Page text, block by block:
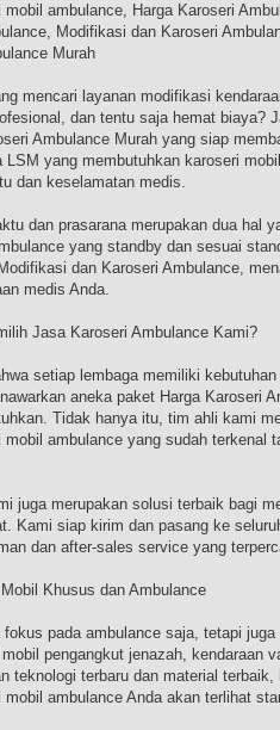
ambulance, Harga Karoseri
Modifikasi dan Karoseri
Murah
mencari layanan modifikasi
dan tentu saja hemat biaya?
Ambulance Murah yang siap
LSM yang membutuhkan karoseri
dan keselamatan medis.
dan prasarana merupakan dua hal
yang standby dan sesuai
dan Karoseri Ambulance,
medis Anda.
Jasa Karoseri Ambulance Kami?
setiap lembaga memiliki
aneka paket Harga Karoseri
Tidak hanya itu, tim ahli kami
mobil ambulance yang sudah terkenal
juga merupakan solusi terbaik bagi
Kami siap kirim dan pasang ke
dan after-sales service yang
Khusus dan Ambulance
fokus pada ambulance saja, tetapi
pengangkut jenazah, kendaraan
teknologi terbaru dan material
mobil ambulance Anda akan terlihat